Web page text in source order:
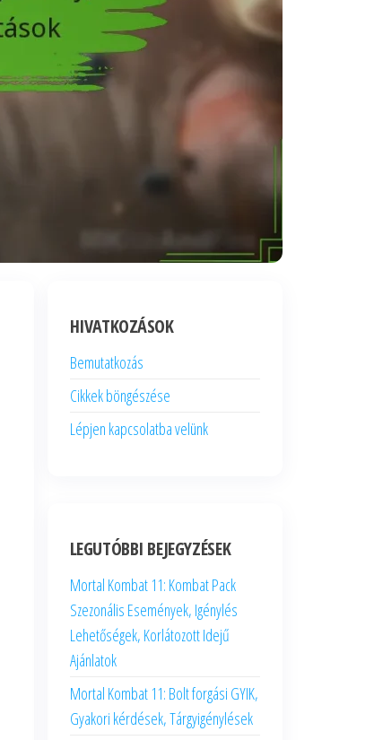
HIVATKOZÁSOK
Bemutatkozás
Cikkek böngészése
Lépjen kapcsolatba velünk
LEGUTÓBBI BEJEGYZÉSEK
Mortal Kombat 11: Kombat Pack
Szezonális Események, Igénylés
Lehetőségek, Korlátozott Idejű
Ajánlatok
Mortal Kombat 11: Bolt forgási GYIK,
Gyakori kérdések, Tárgyigénylések